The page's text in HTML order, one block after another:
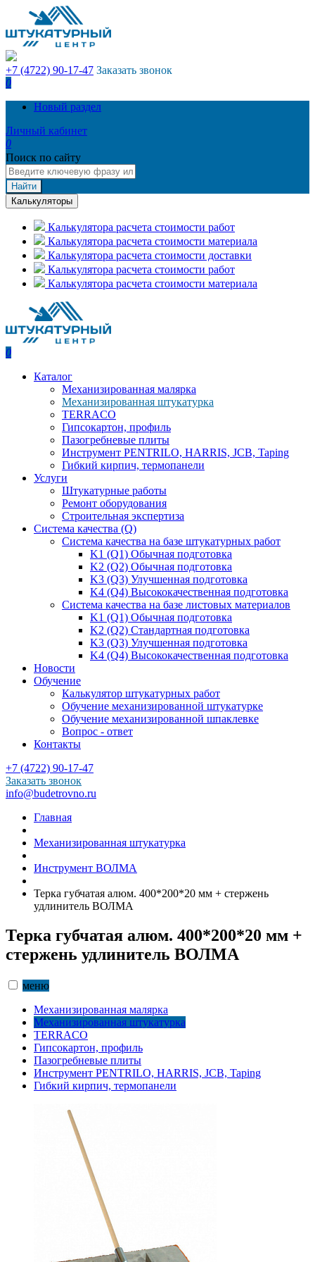
+7 (4722) 90-17-47 Заказать звонок
0
Новый раздел
Личный кабинет
0
Поиск по сайту
Найти
Калькуляторы
Калькулятора расчета стоимости работ
Калькулятора расчета стоимости материала
Калькулятора расчета стоимости доставки
Калькулятора расчета стоимости работ
Калькулятора расчета стоимости материала
0
Каталог
Механизированная малярка
Механизированная штукатурка
TERRACO
Гипсокартон, профиль
Пазогребневые плиты
Инструмент PENTRILO, HARRIS, JCB, Taping
Гибкий кирпич, термопанели
Услуги
Штукатурные работы
Ремонт оборудования
Строительная экспертиза
Система качества (Q)
Система качества на базе штукатурных работ
K1 (Q1) Обычная подготовка
K2 (Q2) Обычная подготовка
K3 (Q3) Улучшенная подготовка
K4 (Q4) Высококачественная подготовка
Система качества на базе листовых материалов
K1 (Q1) Обычная подготовка
K2 (Q2) Стандартная подготовка
K3 (Q3) Улучшенная подготовка
K4 (Q4) Высококачественная подготовка
Новости
Обучение
Калькулятор штукатурных работ
Обучение механизированной штукатурке
Обучение механизированной шпаклевке
Вопрос - ответ
Контакты
+7 (4722) 90-17-47
Заказать звонок
info@budetrovno.ru
Главная
Механизированная штукатурка
Инструмент ВОЛМА
Терка губчатая алюм. 400*200*20 мм + стержень
удлинитель ВОЛМА
Терка губчатая алюм. 400*200*20 мм +
стержень удлинитель ВОЛМА
меню
Механизированная малярка
Механизированная штукатурка
TERRACO
Гипсокартон, профиль
Пазогребневые плиты
Инструмент PENTRILO, HARRIS, JCB, Taping
Гибкий кирпич, термопанели